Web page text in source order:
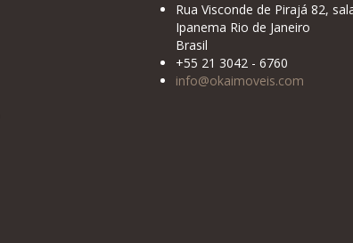
Rua Visconde de Pirajá 82,
Ipanema Rio de Janeiro
Brasil
+55 21 3042 - 6760
info@okaimoveis.com